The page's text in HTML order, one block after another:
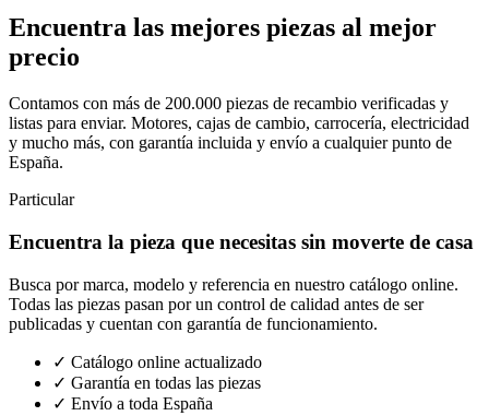
Encuentra las mejores piezas al mejor
precio
Contamos con más de 200.000 piezas de recambio verificadas y
listas para enviar. Motores, cajas de cambio, carrocería, electricidad
y mucho más, con garantía incluida y envío a cualquier punto de
España.
Particular
Encuentra la pieza que necesitas sin moverte de casa
Busca por marca, modelo y referencia en nuestro catálogo online.
Todas las piezas pasan por un control de calidad antes de ser
publicadas y cuentan con garantía de funcionamiento.
✓ Catálogo online actualizado
✓ Garantía en todas las piezas
✓ Envío a toda España